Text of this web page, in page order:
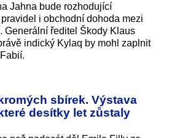
Jahna bude rozhodující
i obchodní dohoda mezi
Generální ředitel Škody Klaus
indický Kylaq by mohl zaplnit
sbírek. Výstava
desítky let zůstaly